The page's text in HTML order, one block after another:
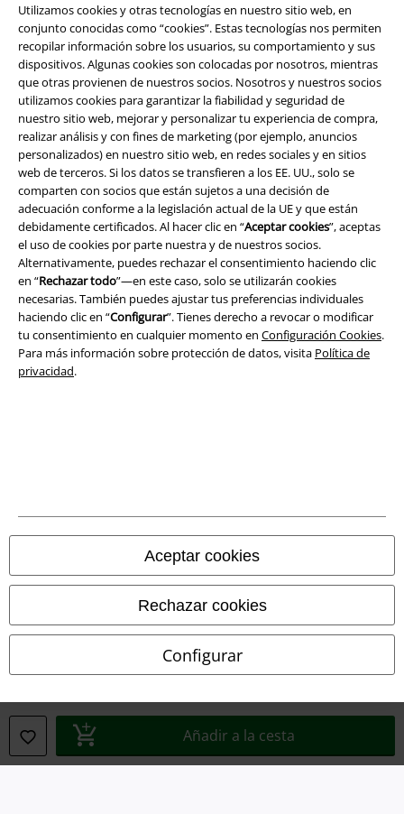
Utilizamos cookies y otras tecnologías en nuestro sitio web, en
conjunto conocidas como “cookies”. Estas tecnologías nos permiten
recopilar información sobre los usuarios, su comportamiento y sus
dispositivos. Algunas cookies son colocadas por nosotros, mientras
que otras provienen de nuestros socios. Nosotros y nuestros socios
utilizamos cookies para garantizar la fiabilidad y seguridad de
nuestro sitio web, mejorar y personalizar tu experiencia de compra,
realizar análisis y con fines de marketing (por ejemplo, anuncios
personalizados) en nuestro sitio web, en redes sociales y en sitios
web de terceros. Si los datos se transfieren a los EE. UU., solo se
comparten con socios que están sujetos a una decisión de
adecuación conforme a la legislación actual de la UE y que están
debidamente certificados. Al hacer clic en “Aceptar cookies”, aceptas
el uso de cookies por parte nuestra y de nuestros socios.
Alternativamente, puedes rechazar el consentimiento haciendo clic
en “Rechazar todo”—en este caso, solo se utilizarán cookies
necesarias. También puedes ajustar tus preferencias individuales
haciendo clic en “Configurar”. Tienes derecho a revocar o modificar
tu consentimiento en cualquier momento en Configuración Cookies.
Para más información sobre protección de datos, visita Política de
privacidad.
Aceptar cookies
Rechazar cookies
Configurar
Añadir a la cesta
A Warner Music Group Company
Seguridad
Aviso Legal
Ley protección de datos
Eliminación de residuos y protección del medioambiente
Declaración de Conformidad
Información sobre accesibilidad
Configuración Cookies
Cancelar pedido